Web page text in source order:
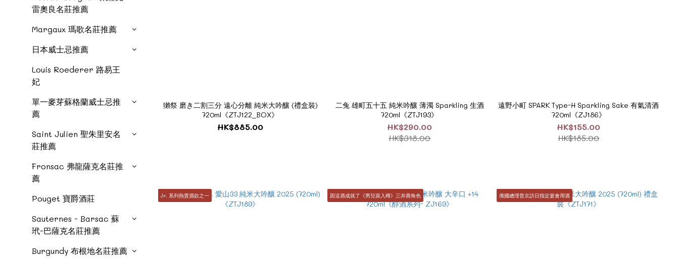
雷奧良名莊推薦
Margaux 瑪歌名莊推薦
日本威士忌推薦
Louis Roederer 路易王
妃
單一麥芽蘇格蘭威士忌推
薦
Saint Julien 聖朱里安名
莊推薦
Fronsac 弗龍薩克名莊推
薦
Pouget 寶爵酒莊
Sauternes - Barsac 蘇
玳-巴薩克名莊推薦
Burgundy 布根地名莊推薦
獺祭 磨き二割三分 遠心分離 純米大吟釀 (禮盒裝)
720ml《ZTJ122_BOX》
HK$885.00
二兔 雄町五十五 純米吟釀 薄濁 Sparkling 生酒
720ml《ZTJ193》
HK$290.00
HK$318.00
遠野小町 SPARK Type-H Sparkling Sake 有氣清酒
720ml《ZJ186》
HK$155.00
HK$185.00
Jr. 系列熱賣酒款之一 因這酒成就了《男兒當入樽》三井壽角色 俄國總理普京訪日指定宴會用酒